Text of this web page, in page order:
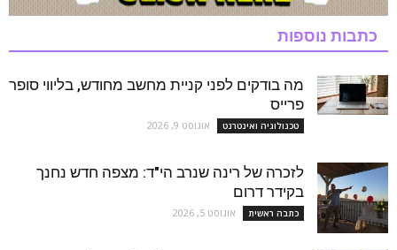
כתבות נוספות
מה בודקים לפני קניית מחשב מחודש, בליווי סופר
פרייס
טכנולוגיה ואינטרנט אוגוסט 9, 2026
לזכרה של רינה שנרב הי"ד: מצפה חדש נחנך
בקידר דרום
כתבה ראשית אוגוסט 5, 2026